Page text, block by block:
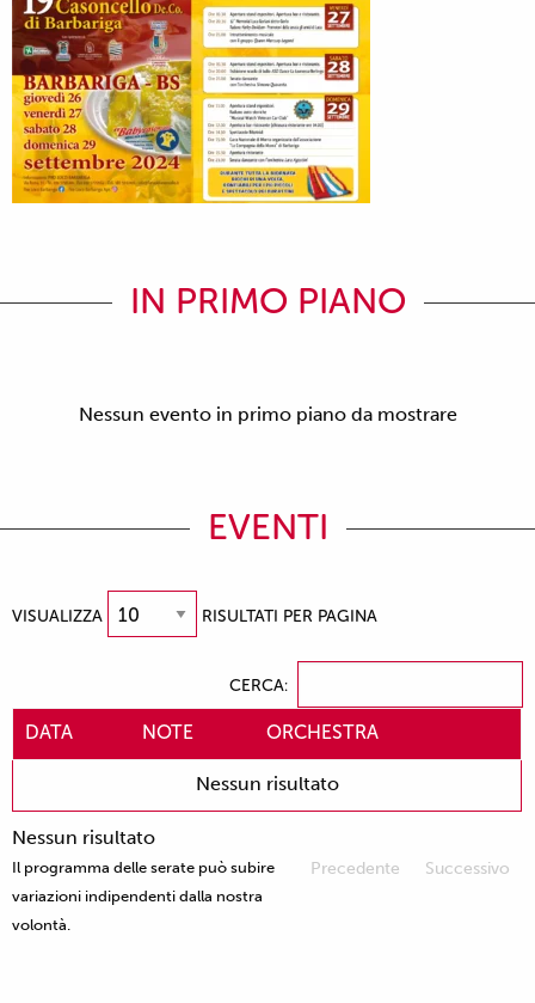
IN PRIMO PIANO
Nessun evento in primo piano da mostrare
EVENTI
VISUALIZZA RISULTATI PER PAGINA
CERCA:
DATA NOTE ORCHESTRA
Nessun risultato
Nessun risultato
Precedente Successivo
Il programma delle serate può subire
variazioni indipendenti dalla nostra
volontà.